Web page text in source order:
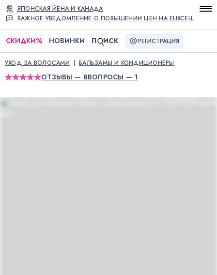
ВАЖНОЕ УВЕДОМЛЕНИЕ О ПОВЫШЕНИИ ЦЕН НА ELIXCELL
ЯПОНСКАЯ ЙЕНА И КАНАДА
СКИДКИ% НОВИНКИ П ИСК РЕГИСТРАЦИЯ
УХОД ЗА ВОЛОСАМИ БАЛЬЗАМЫ И КОНДИЦИОНЕРЫ
ОТЗЫВЫ — 8ВОПРОСЫ — 1